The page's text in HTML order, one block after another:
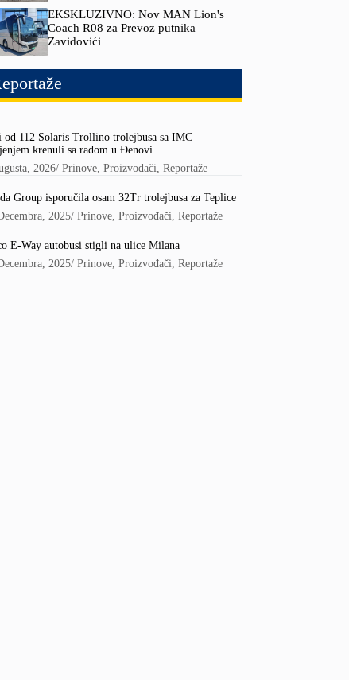
EKSKLUZIVNO: Nov MAN Lion's
Coach R08 za Prevoz putnika
Zavidovići
od 112 Solaris Trollino trolejbusa sa IMC
krenuli sa radom u Đenovi
2026/Prinove,Proizvođači,Reportaže
Group isporučila osam 32Tr trolejbusa za Teplice
2025/Prinove,Proizvođači,Reportaže
E-Way autobusi stigli na ulice Milana
2025/Prinove,Proizvođači,Reportaže